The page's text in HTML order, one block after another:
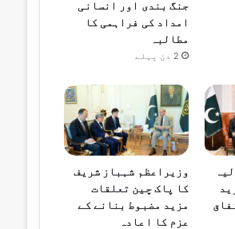
جنگ بندی اور انسانی
امداد کی فراہمی کا
مطالبہ
2 دن پہلے
وزیراعظم شہباز شریف
کا پاک چین تعلقات
مزید مضبوط بنانے کے
عزم کا اعادہ